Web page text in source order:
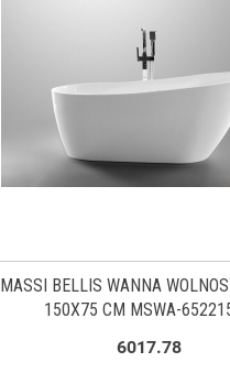
MASSI BELLIS WANNA
150X75 CM MSWA-
6017.78